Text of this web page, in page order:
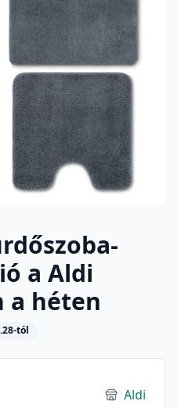
a Aldi
a héten
tól
Aldi